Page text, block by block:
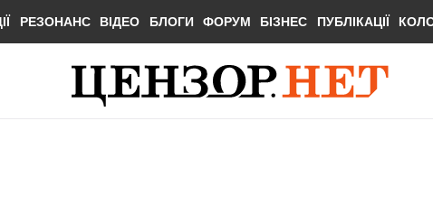
РЕЗОНАНС ВІДЕО БЛОГИ ФОРУМ БІЗНЕС ПУБЛІКАЦІЇ